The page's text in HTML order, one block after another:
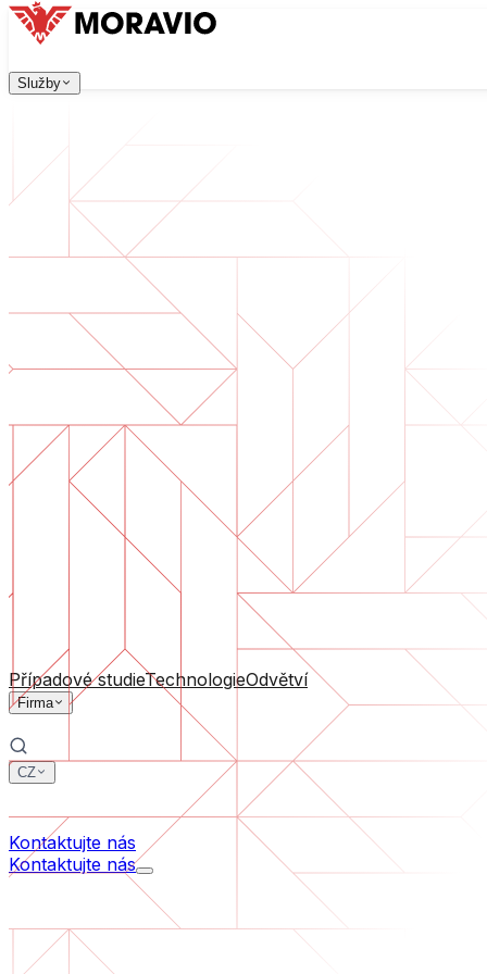
Služby
Vývoj software
Webové aplikace, které jsou škálovatelné, bezpečné a
Digitální transformace
Digitalizujte své podnikání. Připravte se na budoucnost.
Vývoj AI software
AI nástroje na míru integrované do vašich procesů.
Od nápadu po spuštěný produkt — návrh, vývoj, nasazení.
Technická due diligence
Posouzení kvality a identifikace rizik ve vašem software.
Podpora software
Průběžná údržba nebo záchrana projektu, který se
Podle velikosti firmy
Pro lídry odvětví
Všechny služby
Případové studieTechnologieOdvětví
Firma
CZ
Kontaktujte nás
Kontaktujte nás
English
Kontaktujte nás